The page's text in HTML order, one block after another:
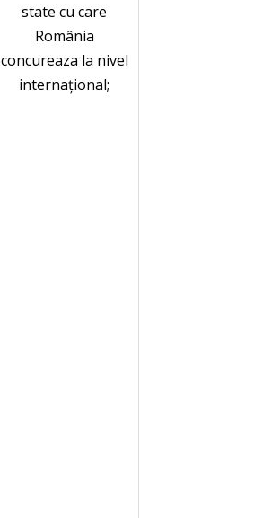
state cu care
România
concureaza la nivel
internaţional;